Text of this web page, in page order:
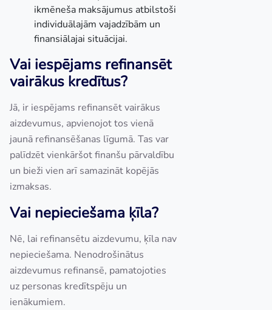
ikmēneša maksājumus atbilstoši
individuālajām vajadzībām un
finansiālajai situācijai.
Vai iespējams refinansēt
vairākus kredītus?
Jā, ir iespējams refinansēt vairākus
aizdevumus, apvienojot tos vienā
jaunā refinansēšanas līgumā. Tas var
palīdzēt vienkāršot finanšu pārvaldību
un bieži vien arī samazināt kopējās
izmaksas.
Vai nepieciešama ķīla?
Nē, lai refinansētu aizdevumu, ķīla nav
nepieciešama. Nenodrošinātus
aizdevumus refinansē, pamatojoties
uz personas kredītspēju un
ienākumiem.